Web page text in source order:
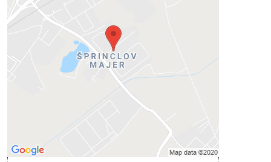
Prajete si načítať externý obsah?
Povoliť tentokrát
Povoliť a zapamätať - súhlas s druhom
cookie: Funkčné
Otvoriť obsah v novom okne